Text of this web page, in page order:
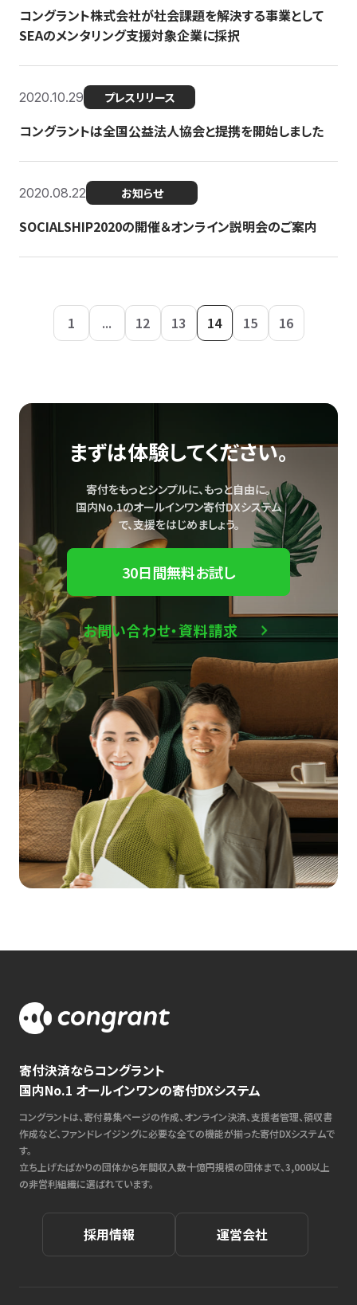
コングラント株式会社が社会課題を解決する事業として
SEAのメンタリング支援対象企業に採択
2020.10.29 プレスリリース
コングラントは全国公益法人協会と提携を開始しました
2020.08.22 お知らせ
SOCIALSHIP2020の開催＆オンライン説明会のご案内
1 ... 12 13 14 15 16
まずは体験してください。
寄付をもっとシンプルに、もっと自由に。
国内No.1のオールインワン寄付DXシステム
で、支援をはじめましょう。
30日間無料お試し
お問い合わせ・資料請求
寄付決済ならコングラント
国内No.1 オールインワンの寄付DXシステム
コングラントは、寄付募集ページの作成、オンライン決済、支援者管理、領収書
作成など、ファンドレイジングに必要な全ての機能が揃った寄付DXシステムで
す。
立ち上げたばかりの団体から年間収入数十億円規模の団体まで、3,000以上
の非営利組織に選ばれています。
採用情報 運営会社